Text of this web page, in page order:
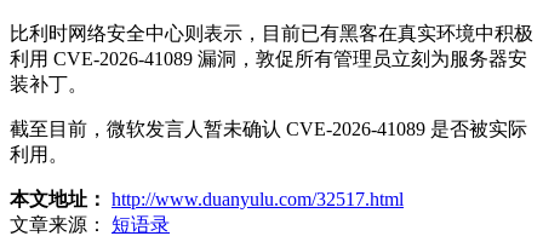
比利时网络安全中心则表示，目前已有黑客在真实环境中积极
利用 CVE-2026-41089 漏洞，敦促所有管理员立刻为服务器安
装补丁。
截至目前，微软发言人暂未确认 CVE-2026-41089 是否被实际
利用。
本文地址： http://www.duanyulu.com/32517.html
文章来源：
短语录